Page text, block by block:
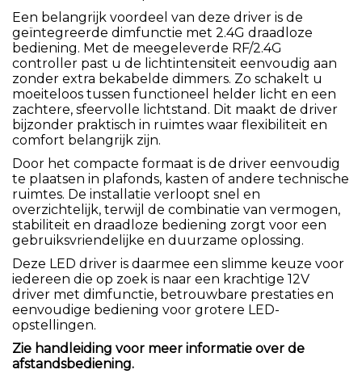
Een belangrijk voordeel van deze driver is de
geïntegreerde dimfunctie met 2.4G draadloze
bediening. Met de meegeleverde RF/2.4G
controller past u de lichtintensiteit eenvoudig aan
zonder extra bekabelde dimmers. Zo schakelt u
moeiteloos tussen functioneel helder licht en een
zachtere, sfeervolle lichtstand. Dit maakt de driver
bijzonder praktisch in ruimtes waar flexibiliteit en
comfort belangrijk zijn.
Door het compacte formaat is de driver eenvoudig
te plaatsen in plafonds, kasten of andere technische
ruimtes. De installatie verloopt snel en
overzichtelijk, terwijl de combinatie van vermogen,
stabiliteit en draadloze bediening zorgt voor een
gebruiksvriendelijke en duurzame oplossing.
Deze LED driver is daarmee een slimme keuze voor
iedereen die op zoek is naar een krachtige 12V
driver met dimfunctie, betrouwbare prestaties en
eenvoudige bediening voor grotere LED-
opstellingen.
Zie handleiding voor meer informatie over de
afstandsbediening.